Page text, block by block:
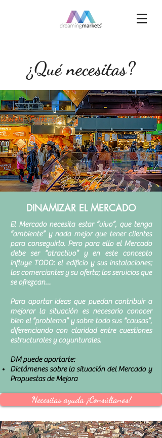
¿Qué necesitas?
DINAMIZAR EL MERCADO
El Mercado necesita estar “vivo”, que tenga
“ambiente” y nada mejor que tener clientes
para conseguirlo. Pero para ello el Mercado
debe ser “atractivo” y en este concepto
influye TODO: el edificio y sus instalaciones;
los comerciantes y su oferta; los servicios que
se ofrezcan…
Para aportar ideas que puedan contribuir a
mejorar la situación es necesario conocer
bien el “problema” y sobre todo sus “causas”,
diferenciando con claridad entre cuestiones
estructurales y coyunturales.
DM puede aportarte:
Dictámenes sobre la situación del Mercado y
Propuestas de Mejora
Necesitas ayuda ¡Consúltanos!